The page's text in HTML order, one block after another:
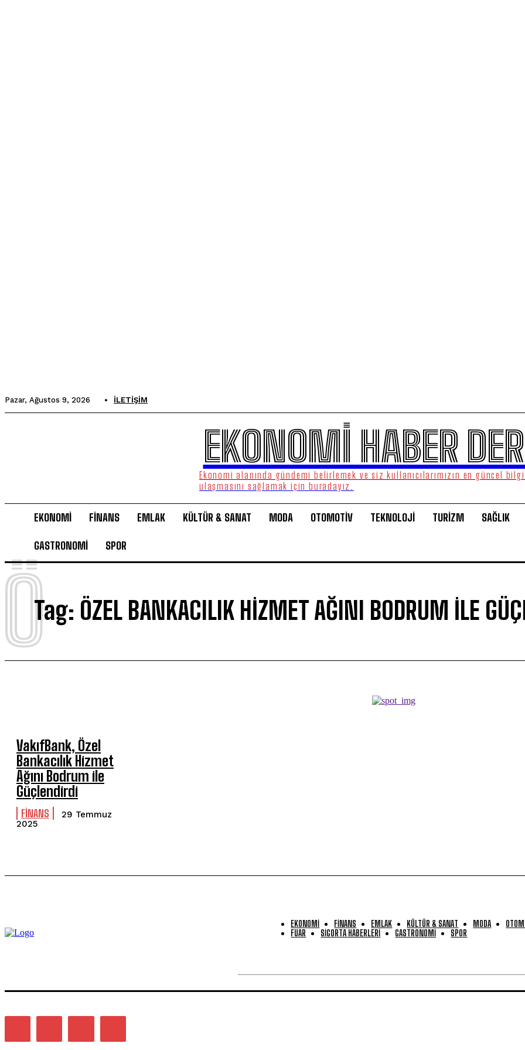
Pazar, Ağustos 9, 2026 İLETIŞIM
EKONOMİ HABER
Ekonomi alanında gündemi belirlemek ve siz kullanıcılarımızın en güncel
ulaşmasını sağlamak için buradayız.
EKONOMİ FİNANS EMLAK KÜLTÜR & SANAT MODA OTOMOTİV TEKNOLOJİ TURİZM SAĞLIK
GASTRONOMİ SPOR
Tag: ÖZEL BANKACILIK HIZMET AĞINI BODRUM ILE
Ö
VakıfBank, Özel
Bankacılık Hizmet
Ağını Bodrum ile
Güçlendirdi
FİNANS
29 Temmuz
2025
EKONOMİ FİNANS EMLAK KÜLTÜR & SANAT MODA
FUAR
SİGORTA HABERLERİ GASTRONOMİ SPOR